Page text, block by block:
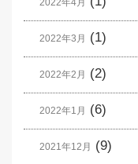
2022年4月
2022年3月 (1)
2022年2月 (2)
2022年1月 (6)
2021年12月 (9)